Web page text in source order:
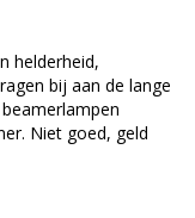
helderheid,
bij aan de lange
Niet goed, geld